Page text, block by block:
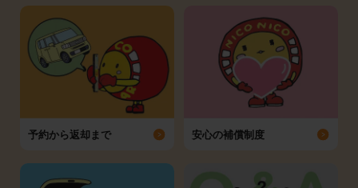
予約から返却まで 安心の補償制度